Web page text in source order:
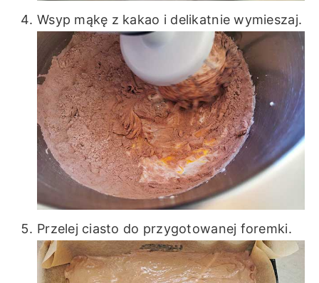
Wsyp mąkę z kakao i delikatnie wymieszaj.
Przelej ciasto do przygotowanej foremki.